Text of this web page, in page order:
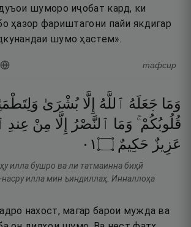
шуморо иҷобат кард, ки
ҳазор фариштагони пайи якдигар
шумо ҳастем».
тафсир
وَمَا جَعَلَهُ ٱللَّهُ إِلَّا بُشْرَىٰ
قُلُوبُكُمْ ۚ وَمَا ٱلنَّصْرُ إِلَّا مِنْ عِندِ
عَزِيزٌ حَكِيمٌ ۝١٠
илла бушро ва ли татмаинна биҳӣ
насру илла мин ъиндиллаҳ. Инналлоҳа
нахост, магар барои мужда ва